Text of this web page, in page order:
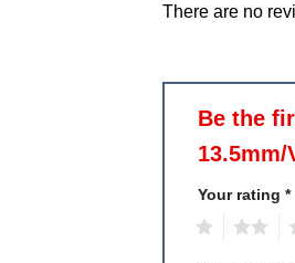
There are no
Be the
13.5mm/
Your rating *